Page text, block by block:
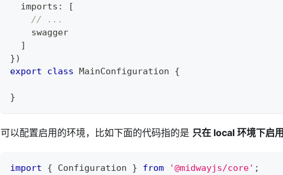
  imports
:
[
// ...
    swagger
]
})
export
class MainConfiguration {
}
可以配置启用的环境，比如下面的代码指的是 只在 local 环境下启用
import { Configuration } from '@midwayjs/core' ;